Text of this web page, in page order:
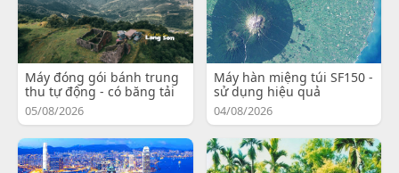
Máy đóng gói bánh trung
thu tự động - có băng tải
05/08/2026
Máy hàn miệng túi SF150 -
sử dụng hiệu quả
04/08/2026